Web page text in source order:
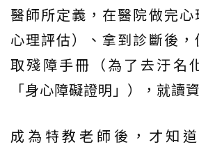
醫師所定義，在醫院做完
心理評估）、拿到診斷後
取殘障手冊（為了去汙名
「身心障礙證明」），就讀
成為特教老師後，才知